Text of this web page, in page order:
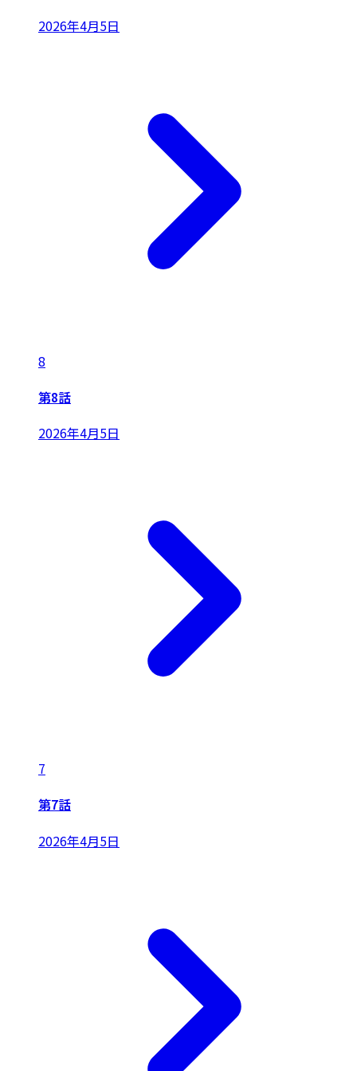
2026年4月5日
8
第8話
2026年4月5日
7
第7話
2026年4月5日